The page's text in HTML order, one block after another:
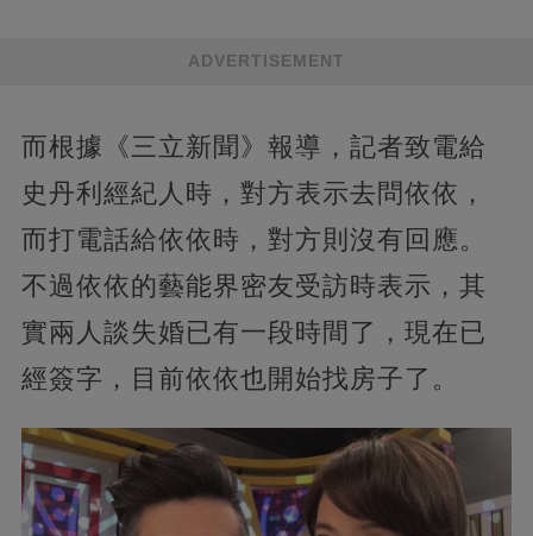
ADVERTISEMENT
而根據《三立新聞》報導，記者致電給
史丹利經紀人時，對方表示去問依依，
而打電話給依依時，對方則沒有回應。
不過依依的藝能界密友受訪時表示，其
實兩人談失婚已有一段時間了，現在已
經簽字，目前依依也開始找房子了。